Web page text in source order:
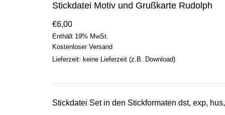
Stickdatei Motiv und Grußkarte Rudolph
€6,00
Enthält 19% MwSt.
Kostenloser Versand
Lieferzeit: keine Lieferzeit (z.B. Download)
Stickdatei Set in den Stickformaten dst, exp,